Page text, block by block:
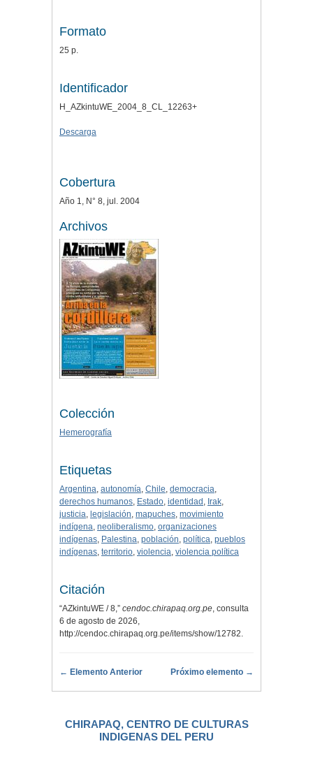
Formato
25 p.
Identificador
H_AZkintuWE_2004_8_CL_12263+
Descarga
Cobertura
Año 1, N° 8, jul. 2004
Archivos
Colección
Hemerografía
Etiquetas
Argentina, autonomía, Chile, democracia,
derechos humanos, Estado, identidad , Irak,
justicia, legislación, mapuches, movimiento
indígena, neoliberalismo, organizaciones
indígenas, Palestina, población, política, pueblos
indígenas, territorio, violencia, violencia política
Citación
“AZkintuWE / 8,” cendoc.chirapaq.org.pe, consulta
6 de agosto de 2026,
http://cendoc.chirapaq.org.pe/items/show/12782.
← Elemento Anterior Próximo elemento →
CHIRAPAQ, CENTRO DE CULTURAS
INDIGENAS DEL PERU